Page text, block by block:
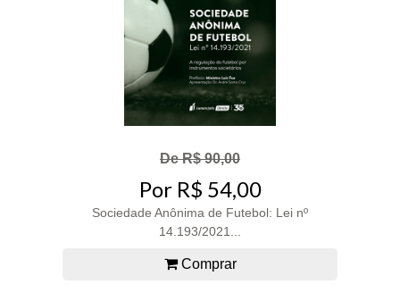
De R$ 90,00
Por R$ 54,00
Sociedade Anônima de Futebol: Lei nº
14.193/2021...
Comprar